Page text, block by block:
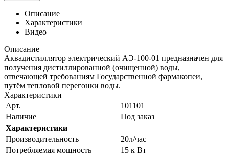
Описание
Характеристики
Видео
Описание
Аквадистиллятор электрический АЭ-100-01 предназначен для
получения дистиллированной (очищенной) воды,
отвечающей требованиям Государственной фармакопеи,
путём тепловой перегонки воды.
Характеристики
Арт.
101101
Наличие
Под заказ
Характеристики
Производительность
20л/час
Потребляемая мощность
15 к Вт